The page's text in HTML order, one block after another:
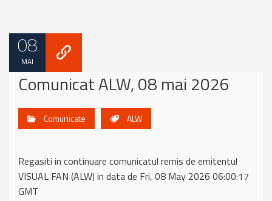
08
MAI
Comunicat ALW, 08 mai 2026
Comunicate ALW
Regasiti in continuare comunicatul remis de emitentul
VISUAL FAN (ALW) in data de Fri, 08 May 2026 06:00:17
GMT